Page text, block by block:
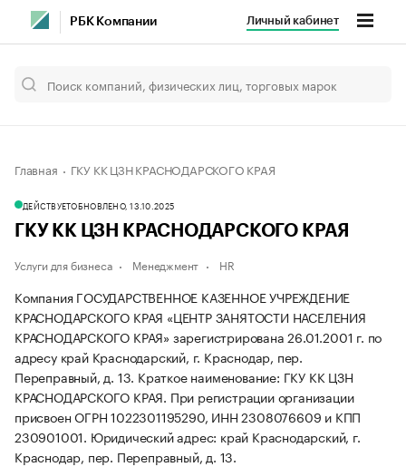
РБК Компании Личный кабинет
Главная ГКУ КК ЦЗН КРАСНОДАРСКОГО КРАЯ
ДЕЙСТВУЕТОБНОВЛЕНО, 13.10.2025
ГКУ КК ЦЗН КРАСНОДАРСКОГО КРАЯ
Услуги для бизнеса Менеджмент HR
Компания ГОСУДАРСТВЕННОЕ КАЗЕННОЕ УЧРЕЖДЕНИЕ
КРАСНОДАРСКОГО КРАЯ «ЦЕНТР ЗАНЯТОСТИ НАСЕЛЕНИЯ
КРАСНОДАРСКОГО КРАЯ» зарегистрирована 26.01.2001 г. по
адресу край Краснодарский, г. Краснодар, пер.
Переправный, д. 13. Краткое наименование: ГКУ КК ЦЗН
КРАСНОДАРСКОГО КРАЯ. При регистрации организации
присвоен ОГРН 1022301195290, ИНН 2308076609 и КПП
230901001. Юридический адрес: край Краснодарский, г.
Краснодар, пер. Переправный, д. 13.